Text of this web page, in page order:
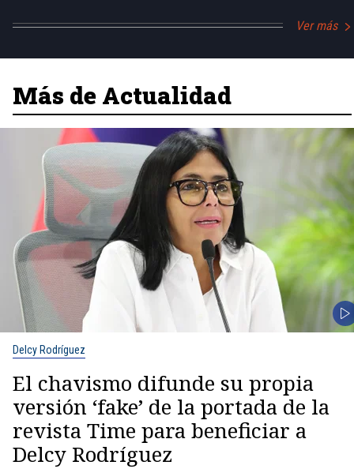
Ver más
Más de Actualidad
Delcy Rodríguez
El chavismo difunde su propia
versión ‘fake’ de la portada de la
revista Time para beneficiar a
Delcy Rodríguez